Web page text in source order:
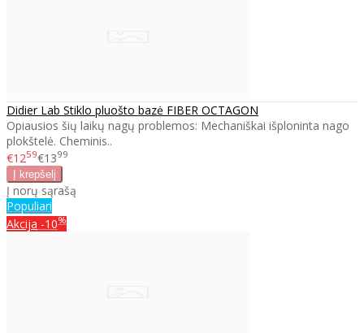
Didier Lab Stiklo pluošto bazė FIBER OCTAGON
Opiausios šių laikų nagų problemos: Mechaniškai išploninta nago
plokštelė. Cheminis..
€1259€1399
Į norų sąrašą
Populiari
Akcija -10%